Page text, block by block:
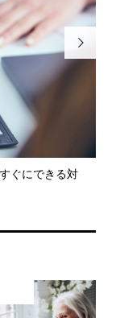
ぐにできる対
